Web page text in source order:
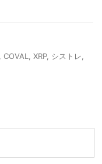
COVAL XRP, シストレ